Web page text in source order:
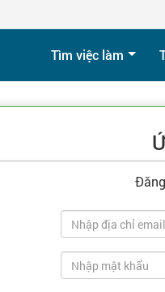
Tìm việc làm